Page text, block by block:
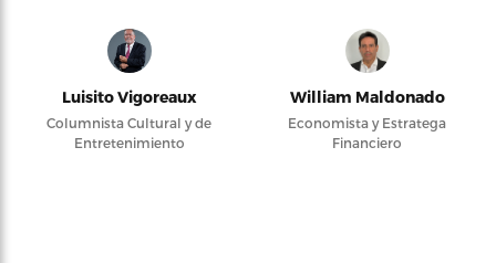
Luisito Vigoreaux
Columnista Cultural y de
Entretenimiento
William Maldonado
Economista y Estratega
Financiero